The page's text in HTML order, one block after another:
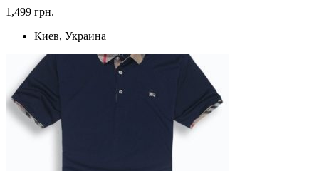
1,499 грн.
Киев, Украина